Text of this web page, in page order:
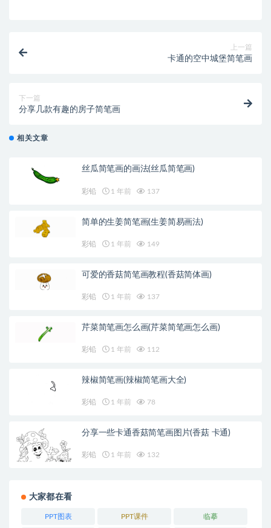
上一篇
卡通的空中城堡简笔画
下一篇
分享几款有趣的房子简笔画
相关文章
丝瓜简笔画的画法(丝瓜简笔画)
彩铅 1 年前 137
简单的生姜简笔画(生姜简易画法)
彩铅 1 年前 149
可爱的香菇简笔画教程(香菇简体画)
彩铅 1 年前 137
芹菜简笔画怎么画(芹菜简笔画怎么画)
彩铅 1 年前 112
辣椒简笔画(辣椒简笔画大全)
彩铅 1 年前 78
分享一些卡通香菇简笔画图片(香菇 卡通)
彩铅 1 年前 132
大家都在看
PPT图表 PPT课件 临摹